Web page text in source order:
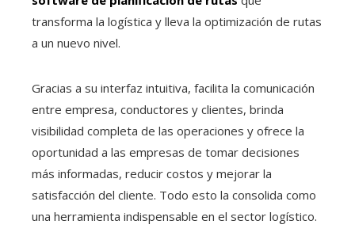
transforma la logística y lleva la optimización de rutas
a un nuevo nivel.
Gracias a su interfaz intuitiva, facilita la comunicación
entre empresa, conductores y clientes, brinda
visibilidad completa de las operaciones y ofrece la
oportunidad a las empresas de tomar decisiones
más informadas, reducir costos y mejorar la
satisfacción del cliente. Todo esto la consolida como
una herramienta indispensable en el sector logístico.